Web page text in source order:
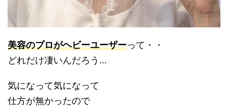
美容のプロがヘビーユーザーって・・
どれだけ凄いんだろう…
気になって気になって
仕方が無かったので